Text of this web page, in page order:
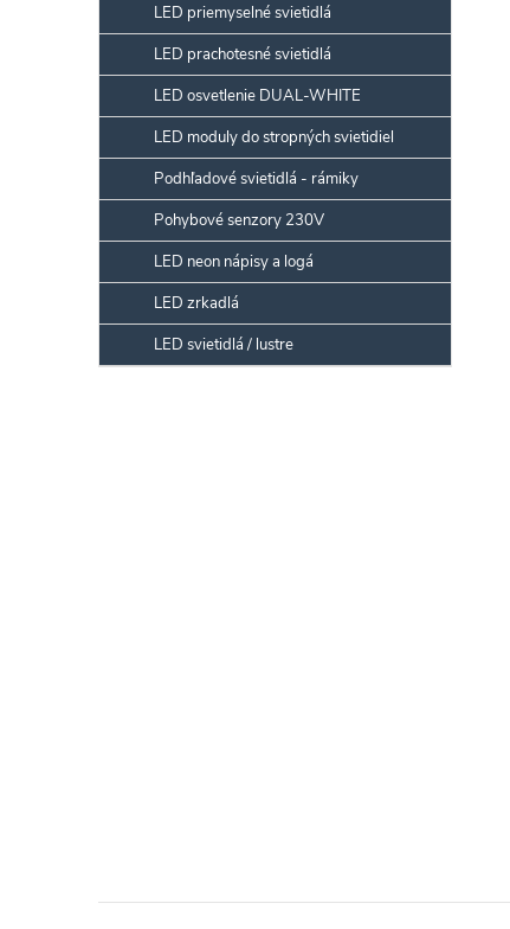
LED priemyselné svietidlá
LED prachotesné svietidlá
LED osvetlenie DUAL-WHITE
LED moduly do stropných svietidiel
Podhľadové svietidlá - rámiky
Pohybové senzory 230V
LED neon nápisy a logá
LED zrkadlá
LED svietidlá / lustre